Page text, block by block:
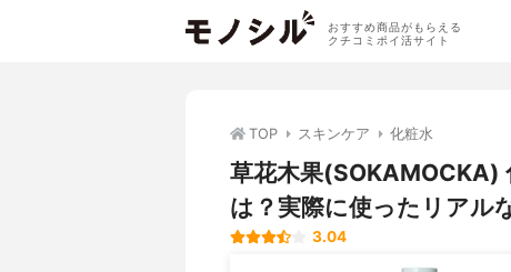
おすすめ商品がもらえる
クチコミポイ活サイト
TOP スキンケア 化粧水
草花木果(SOKAMOCKA)
は？実際に使ったリアル
3.04